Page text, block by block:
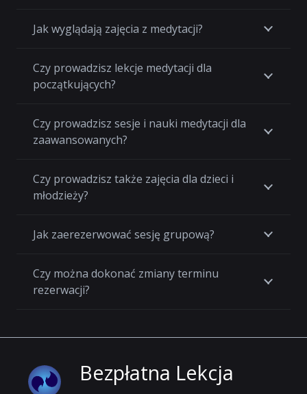
Jak wyglądają zajęcia z medytacji?
Czy prowadzisz lekcje medytacji dla
początkujących?
Czy prowadzisz sesje i nauki medytacji dla
zaawansowanych?
Czy prowadzisz także zajęcia dla dzieci i
młodzieży?
Jak zaerezerwować sesję grupową?
Czy można dokonać zmiany terminu
rezerwacji?
Bezpłatna Lekcja